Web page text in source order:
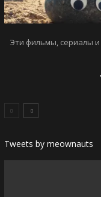
Эти фильмы, сериалы и
Tweets by meownauts